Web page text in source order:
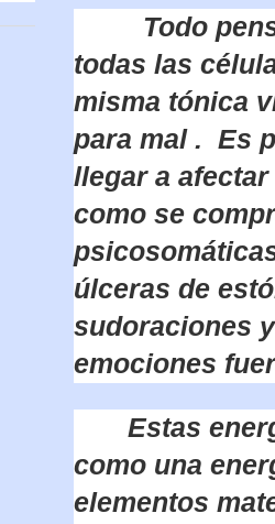
Todo
todas las
misma tónica
para mal . Es
llegar a
como se
úlceras de
sudoraciones
emociones
Estas
como una
elementos